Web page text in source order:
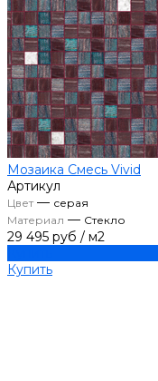
Мозаика Смесь Vivid
Артикул
Цвет— серая
Материал — Стекло
29 495 руб / м2
Купить